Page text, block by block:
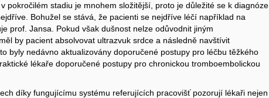
v pokročilém stadiu je mnohem složitější, proto je důležité se k diagnóze
Bohužel se stává, že pacienti se nejdříve léčí například na
prof. Jansa. Pokud však dušnost nelze odůvodnit jiným
by pacient absolvovat ultrazvuk srdce a následně navštívit
byly nedávno aktualizovány doporučené postupy pro léčbu těžkého
lékaře doporučené postupy pro chronickou tromboembolickou
díky fungujícímu systému referujících pracovišť pozorují lékaři nejen